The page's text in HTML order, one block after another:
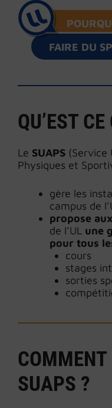
FAIRE DU
QU’EST
Le SUAPS (Service
Physiques et
gère les
campus de
propose
de l’UL une
pour tous
cours
stages
sorties
COMMENT
SUAPS ?